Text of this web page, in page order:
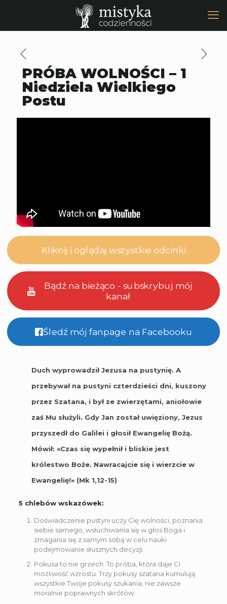
PRÓBA WOLNOŚCI – 1
Niedziela Wielkiego
Postu
Kliknij i oglądaj wszystkie odcinki
Bądź na bieżąco - subskrybuj mój
kanał
Śledź mój fanpage na Facebooku
Duch wyprowadził Jezusa na pustynię. A
przebywał na pustyni czterdzieści dni, kuszony
przez Szatana, i był ze zwierzętami, aniołowie
zaś Mu służyli. Gdy Jan został uwięziony, Jezus
przyszedł do Galilei i głosił Ewangelię Bożą.
Mówił: «Czas się wypełnił i bliskie jest
królestwo Boże. Nawracajcie się i wierzcie w
Ewangelię!» (Mk 1,12-15)
5 chlebów wskazówek:
Doświadczenie pustyni uczy Cię wolności, poznania
siebie samego, wsłuchiwania się w głos Boga i
zmagania się z samym sobą w celu nauki
podejmowanie słusznych decyzji.
Pokusa to nie grzech. To próba, która daje Ci
możliwość wzrostu. Trzy pokusy szatana kumulują
wszystkie Twoje pokusy szukania, nie zawsze
moralnie poprawnych skrótów.